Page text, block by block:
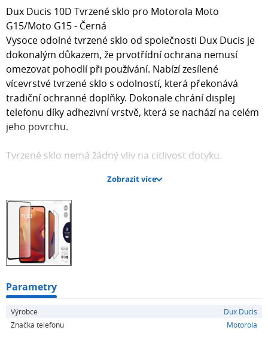
Dux Ducis 10D Tvrzené sklo pro Motorola Moto
G15/Moto G15 - Černá
Vysoce odolné tvrzené sklo od společnosti Dux Ducis je
dokonalým důkazem, že prvotřídní ochrana nemusí
omezovat pohodlí při používání. Nabízí zesílené
vícevrstvé tvrzené sklo s odolností, která překonává
tradiční ochranné doplňky. Dokonale chrání displej
telefonu díky adhezivní vrstvě, která se nachází na celém
jeho povrchu.
Tvrzené sklo nemá žádný vliv na citlivost dotyku.
Značka: Dux Ducis
Extrémně odolný proti nárazům a poškrábání.
Chrání celou obrazovku.
Lepicí vrstva po celé ploše.
Krabice obsahuje sadu pro vlastní montáž skla.
Barva: Černá
Kompatibilní: Motorola Moto G15/Moto G15
Zobrazit více
Parametry
Výrobce
Dux Ducis
Značka telefonu
Motorola